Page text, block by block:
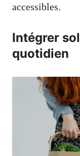
accessibles.
Intégrer
quotidien